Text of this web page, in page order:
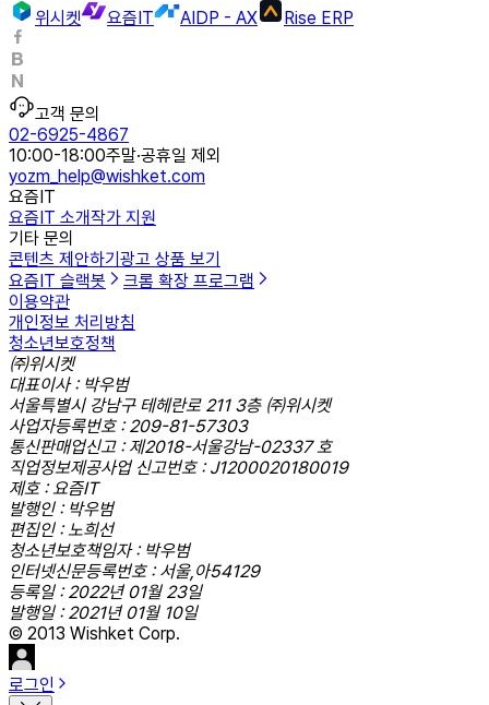
위시켓
요즘IT AIDP - AX Rise ERP
고객 문의
02-6925-4867
10:00-18:00주말·공휴일 제외
yozm_help@wishket.com
요즘IT
요즘IT 소개작가 지원
기타 문의
콘텐츠 제안하기광고 상품 보기
요즘IT 슬랙봇
크롬 확장 프로그램
이용약관
개인정보 처리방침
청소년보호정책
㈜위시켓
대표이사 : 박우범
서울특별시 강남구 테헤란로 211 3층 ㈜위시켓
사업자등록번호 : 209-81-57303
통신판매업신고 : 제2018-서울강남-02337 호
직업정보제공사업 신고번호 : J1200020180019
제호 : 요즘IT
발행인 : 박우범
편집인 : 노희선
청소년보호책임자 : 박우범
인터넷신문등록번호 : 서울,아54129
등록일 : 2022년 01월 23일
발행일 : 2021년 01월 10일
© 2013 Wishket Corp.
로그인